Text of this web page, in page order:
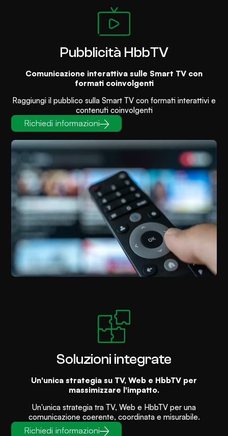
Pubblicità HbbTV
Comunicazione interattiva sulle Smart TV con
formati coinvolgenti
Raggiungi il pubblico sulla Smart TV con formati interattivi e
contenuti coinvolgenti
Richiedi informazioni
Soluzioni integrate
Un'unica strategia su TV, Web e HbbTV per
massimizzare l'impatto.
Un'unica strategia tra TV, Web e HbbTV per una
comunicazione coerente, coordinata e misurabile.
Richiedi informazioni